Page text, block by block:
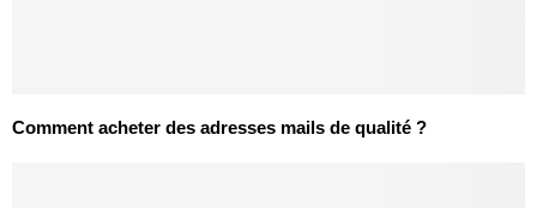
Comment acheter des adresses mails de qualité ?